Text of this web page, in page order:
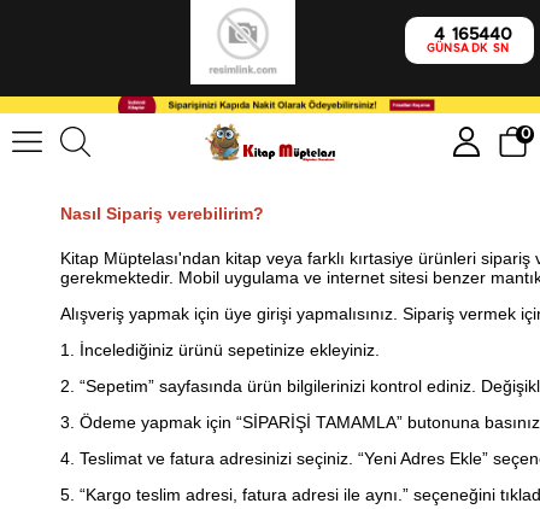
4
GÜN
16
SA
54
DK
39
SN
0
Nasıl Sipariş verebilirim?
Kitap Müptelası'ndan kitap veya farklı kırtasiye ürünleri
gerekmektedir. Mobil uygulama ve internet sitesi benzer
Alışveriş yapmak için üye girişi yapmalısınız. Sipariş vermek
1. İncelediğiniz ürünü sepetinize ekleyiniz.
2. “Sepetim” sayfasında ürün bilgilerinizi kontrol ediniz.
3. Ödeme yapmak için “SİPARİŞİ TAMAMLA” butonuna
4. Teslimat ve fatura adresinizi seçiniz. “Yeni Adres Ekle”
5. “Kargo teslim adresi, fatura adresi ile aynı.” seçeneğini